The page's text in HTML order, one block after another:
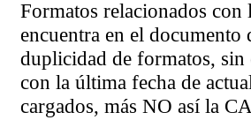
Formatos relacionados
encuentra en el documento
duplicidad de formatos, sin
con la última fecha de
cargados, más NO así la